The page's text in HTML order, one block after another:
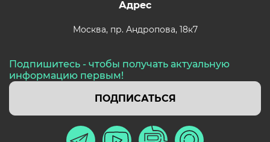
Адрес
Москва,пр. Андропова, 18к7
Подпишитесь - чтобы получать актуальную
информацию первым!
ПОДПИСАТЬСЯ